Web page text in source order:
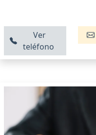
Ver
teléfono